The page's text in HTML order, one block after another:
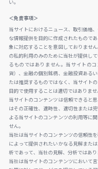
い。
＜免責事項＞
当サイトにおけるニュース、取引価格
な情報提供を目的に作成されたもので
象に対応することを意図しておりませ
の私的利用のみのために当社が提供し
るものではありません。当サイトの
貨）、金融の個別銘柄、金融投資ある
たは推奨するものではなく、当サイト
目的で使用することは適切ではありませ
当サイトのコンテンツは信頼できると
はその正確性、適時性、適切性または
よる当サイトのコンテンツの利用等に
せん。
当社は当サイトのコンテンツの信頼性
によって提供されたいかなる見解また
析であって、当社の見解、分析ではあり
当社は当サイトのコンテンツにおいて